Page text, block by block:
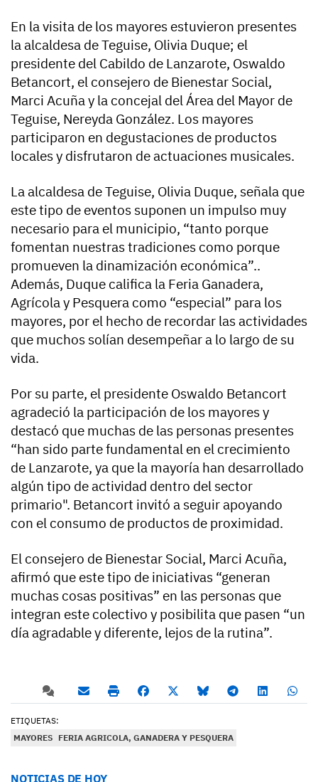
En la visita de los mayores estuvieron presentes
la alcaldesa de Teguise, Olivia Duque; el
presidente del Cabildo de Lanzarote, Oswaldo
Betancort, el consejero de Bienestar Social,
Marci Acuña y la concejal del Área del Mayor de
Teguise, Nereyda González. Los mayores
participaron en degustaciones de productos
locales y disfrutaron de actuaciones musicales.
La alcaldesa de Teguise, Olivia Duque, señala que
este tipo de eventos suponen un impulso muy
necesario para el municipio, “tanto porque
fomentan nuestras tradiciones como porque
promueven la dinamización económica”..
Además, Duque califica la Feria Ganadera,
Agrícola y Pesquera como “especial” para los
mayores, por el hecho de recordar las actividades
que muchos solían desempeñar a lo largo de su
vida.
Por su parte, el presidente Oswaldo Betancort
agradeció la participación de los mayores y
destacó que muchas de las personas presentes
“han sido parte fundamental en el crecimiento
de Lanzarote, ya que la mayoría han desarrollado
algún tipo de actividad dentro del sector
primario". Betancort invitó a seguir apoyando
con el consumo de productos de proximidad.
El consejero de Bienestar Social, Marci Acuña,
afirmó que este tipo de iniciativas “generan
muchas cosas positivas” en las personas que
integran este colectivo y posibilita que pasen “un
día agradable y diferente, lejos de la rutina”.
ETIQUETAS:
MAYORES FERIA AGRICOLA, GANADERA Y PESQUERA
NOTICIAS DE HOY